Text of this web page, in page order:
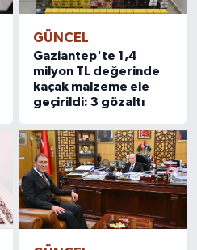
GÜNCEL
Gaziantep'te 1,4
milyon TL değerinde
kaçak malzeme ele
geçirildi: 3 gözaltı